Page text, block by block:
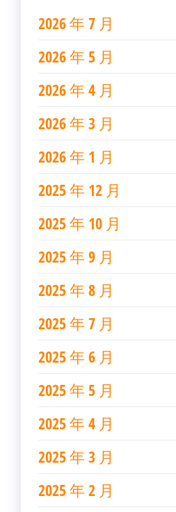
2026 年 7 月
2026 年 5 月
2026 年 4 月
2026 年 3 月
2026 年 1 月
2025 年 12 月
2025 年 10 月
2025 年 9 月
2025 年 8 月
2025 年 7 月
2025 年 6 月
2025 年 5 月
2025 年 4 月
2025 年 3 月
2025 年 2 月